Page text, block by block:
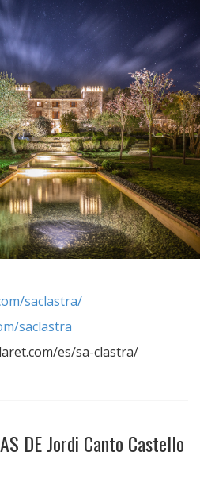
saclastra/
saclastra
es/sa-clastra/
DE Jordi Canto Castello